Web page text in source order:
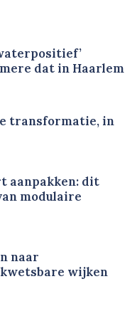
dat in Haarlem
transformatie, in
aanpakken: dit
modulaire
naar
wijken